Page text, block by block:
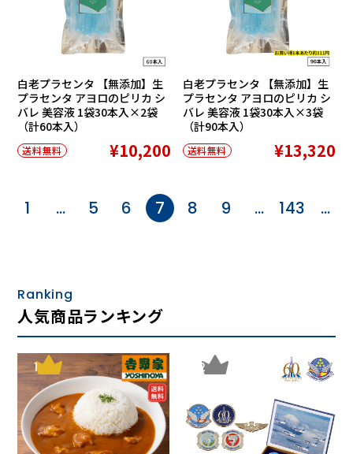
白老プラセンタ 【無添加】生
プラセンタ アヨロのピリカ シ
バレ 美容液 1袋30本入×2袋
（計60本入）
送料無料 ¥10,200
白老プラセンタ 【無添加】生
プラセンタ アヨロのピリカ シ
バレ 美容液 1袋30本入×3袋
（計90本入）
送料無料 ¥13,320
1 … 5 6 7 8 9 … 143 …
Ranking
人気商品ランキング
1 2